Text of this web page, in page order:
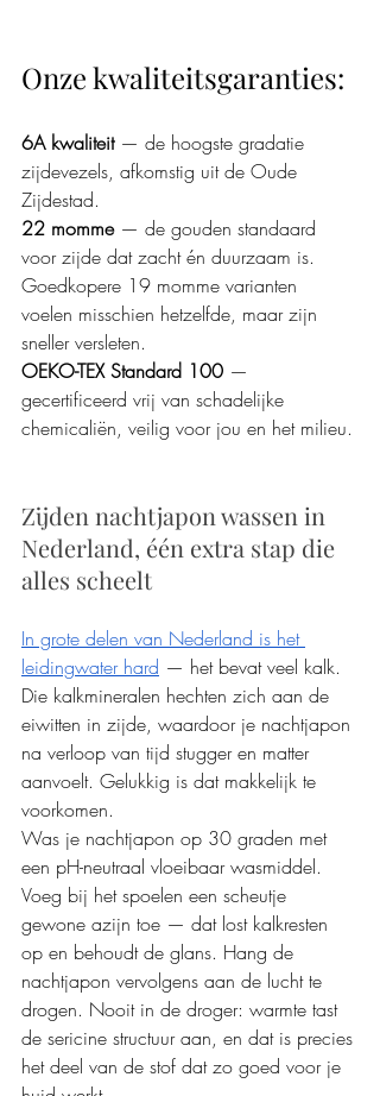
Onze kwaliteitsgaranties:
6A kwaliteit — de hoogste gradatie
zijdevezels, afkomstig uit de Oude
Zijdestad.
22 momme — de gouden standaard
voor zijde dat zacht én duurzaam is.
Goedkopere 19 momme varianten
voelen misschien hetzelfde, maar zijn
sneller versleten.
OEKO-TEX Standard 100 —
gecertificeerd vrij van schadelijke
chemicaliën, veilig voor jou en het milieu.
Zijden nachtjapon wassen in
Nederland, één extra stap die
alles scheelt
In grote delen van Nederland is het
leidingwater hard — het bevat veel kalk.
Die kalkmineralen hechten zich aan de
eiwitten in zijde, waardoor je nachtjapon
na verloop van tijd stugger en matter
aanvoelt. Gelukkig is dat makkelijk te
voorkomen.
Was je nachtjapon op 30 graden met
een pH-neutraal vloeibaar wasmiddel.
Voeg bij het spoelen een scheutje
gewone azijn toe — dat lost kalkresten
op en behoudt de glans. Hang de
nachtjapon vervolgens aan de lucht te
drogen. Nooit in de droger: warmte tast
de sericine structuur aan, en dat is precies
het deel van de stof dat zo goed voor je